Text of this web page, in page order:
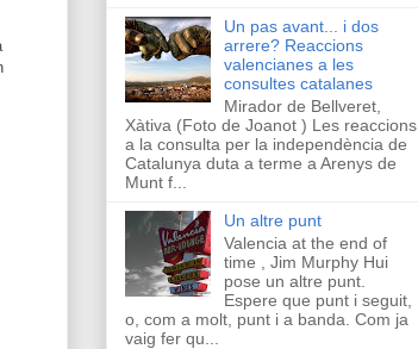
Un pas avant... i dos
arrere? Reaccions
valencianes a les
consultes catalanes
Mirador de Bellveret,
Xàtiva (Foto de Joanot ) Les reaccions
a la consulta per la independència de
Catalunya duta a terme a Arenys de
Munt f...
Un altre punt
Valencia at the end of
time , Jim Murphy Hui
pose un altre punt.
Espere que punt i seguit,
o, com a molt, punt i a banda. Com ja
vaig fer qu...